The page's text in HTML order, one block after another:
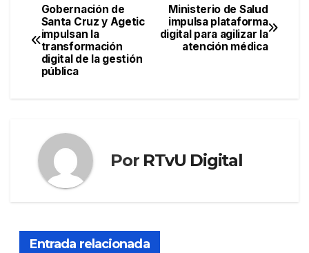
Navegación
de
entradas
Ministerio de Salud
impulsa plataforma
digital para agilizar la
atención médica
Gobernación de
Santa Cruz y Agetic
impulsan la
transformación
digital de la gestión
pública
Por RTvU Digital
Entrada relacionada